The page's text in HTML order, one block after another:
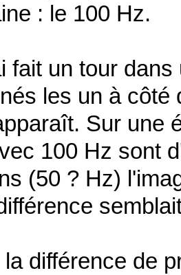
: le 100 Hz.
fait un tour
les un à côté
Sur une
100 Hz sont
(50 ? Hz)
différence de